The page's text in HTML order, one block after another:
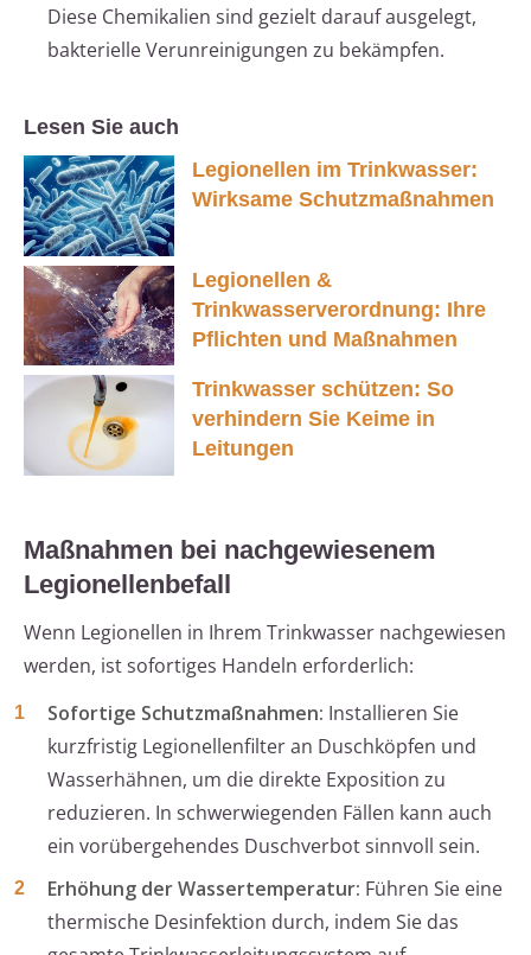
Diese Chemikalien sind gezielt darauf ausgelegt,
bakterielle Verunreinigungen zu bekämpfen.
Lesen Sie auch
Legionellen im Trinkwasser:
Wirksame Schutzmaßnahmen
Legionellen &
Trinkwasserverordnung: Ihre
Pflichten und Maßnahmen
Trinkwasser schützen: So
verhindern Sie Keime in
Leitungen
Maßnahmen bei nachgewiesenem
Legionellenbefall
Wenn Legionellen in Ihrem Trinkwasser nachgewiesen
werden, ist sofortiges Handeln erforderlich:
Sofortige Schutzmaßnahmen: Installieren Sie
kurzfristig Legionellenfilter an Duschköpfen und
Wasserhähnen, um die direkte Exposition zu
reduzieren. In schwerwiegenden Fällen kann auch
ein vorübergehendes Duschverbot sinnvoll sein.
Erhöhung der Wassertemperatur: Führen Sie eine
thermische Desinfektion durch, indem Sie das